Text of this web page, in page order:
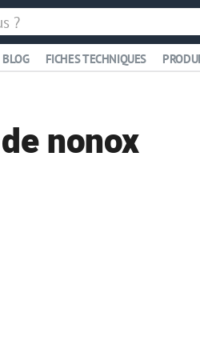
BLOG FICHES TECHNIQUES
nonox